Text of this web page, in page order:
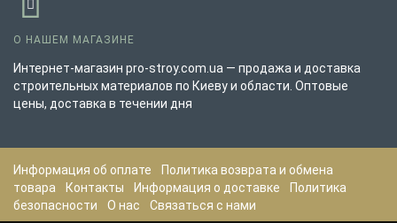
О НАШЕМ МАГАЗИНЕ
Интернет-магазин pro-stroy.com.ua — продажа и доставка
строительных материалов по Киеву и области. Оптовые
цены, доставка в течении дня
Информация об оплате
Политика возврата и обмена
товара
Контакты Информация о доставке
Политика
безопасности
О нас Связаться с нами